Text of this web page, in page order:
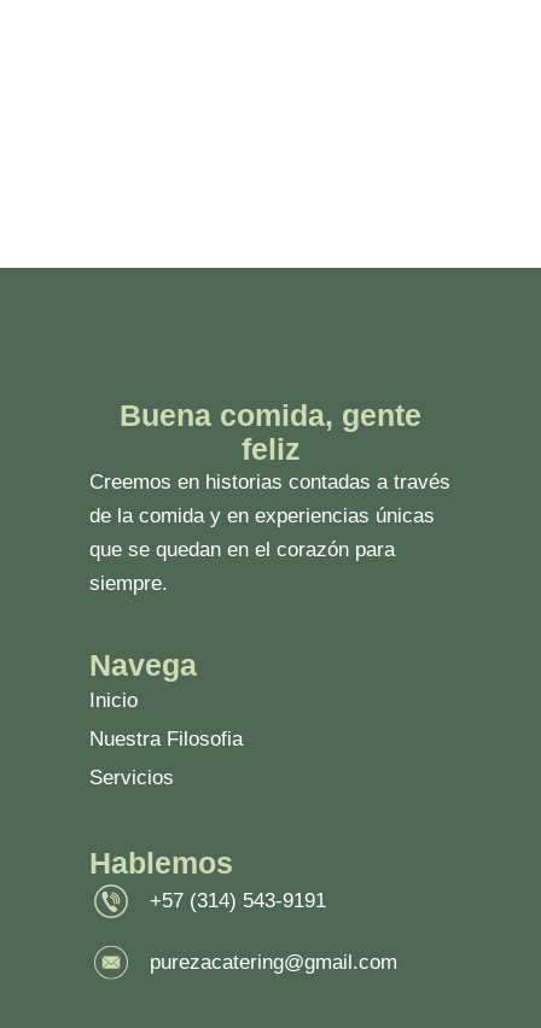
Buena comida, gente
feliz
Creemos en historias contadas a través
de la comida y en experiencias únicas
que se quedan en el corazón para
siempre.
Navega
Inicio
Nuestra Filosofia
Servicios
Hablemos
+57 (314) 543-9191
purezacatering@gmail.com